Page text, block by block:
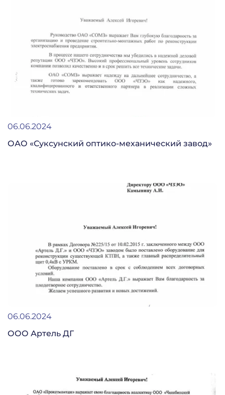
06.06.2024
ОАО «Суксунский оптико-механический завод»
06.06.2024
ООО Артель ДГ